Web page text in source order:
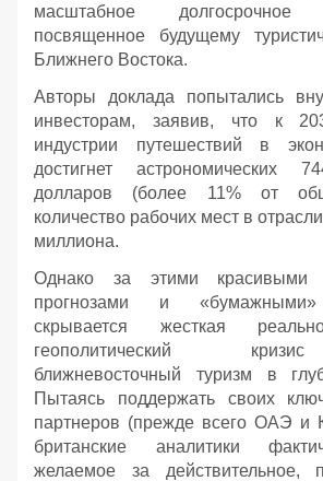
масштабное долгосрочное
посвященное будущему
Ближнего Востока.
Авторы доклада попытались
инвесторам, заявив, что к
индустрии путешествий в
достигнет астрономических
долларов (более 11% от
количество рабочих мест в
миллиона.
Однако за этими красивыми
прогнозами и «бумажными»
скрывается жесткая
геополитический
ближневосточный туризм в
Пытаясь поддержать своих
партнеров (прежде всего ОАЭ и
британские аналитики
желаемое за действительное,